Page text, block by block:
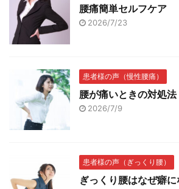
腰痛簡単セルフケア
2026/7/23
患者様の声（慢性腰痛）
腰が痛いときの対処法
2026/7/9
患者様の声（ぎっくり腰）
ぎっくり腰はなぜ癖に